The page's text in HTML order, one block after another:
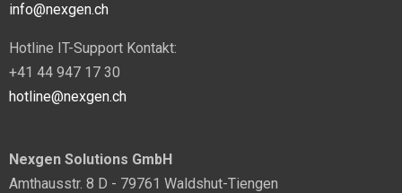
info@nexgen.ch
Hotline IT-Support Kontakt:
+41 44 947 17 30
hotline@nexgen.ch
Nexgen Solutions GmbH
Amthausstr. 8 D - 79761 Waldshut-Tiengen